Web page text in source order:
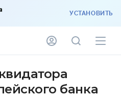
УСТАНОВИТЬ
банка